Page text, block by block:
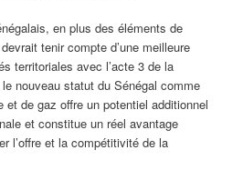
en plus des éléments de
tenir compte d’une meilleure
territoriales avec l’acte 3 de la
nouveau statut du Sénégal comme
et de gaz offre un potentiel additionnel
et constitue un réel avantage
l’offre et la compétitivité de la